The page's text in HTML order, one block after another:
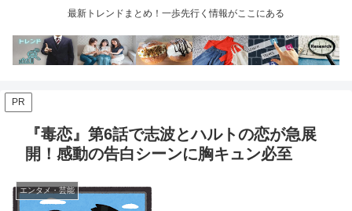
最新トレンドまとめ！一歩先行く情報がここにある
PR
『毒恋』第6話で志波とハルトの恋が急展
開！感動の告白シーンに胸キュン必至
エンタメ・芸能